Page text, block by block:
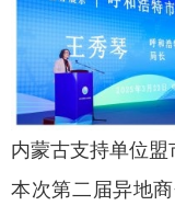
内蒙古支持单位盟
本次第二届异地